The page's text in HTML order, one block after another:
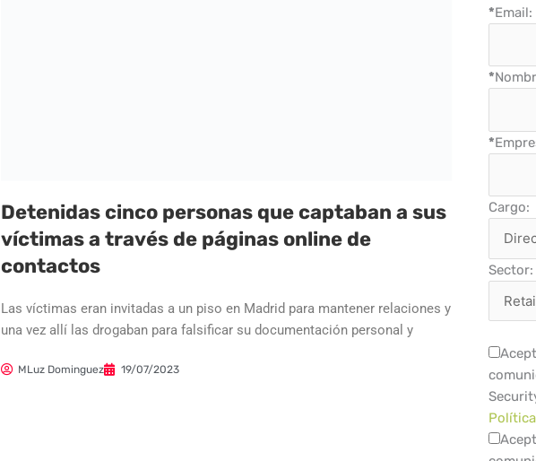
Detenidas cinco personas que captaban a sus
víctimas a través de páginas online de
contactos
Las víctimas eran invitadas a un piso en Madrid para mantener relaciones y
una vez allí las drogaban para falsificar su documentación personal y
MLuz Dominguez 19/07/2023
*Email:
*
*
Cargo:
Sector: